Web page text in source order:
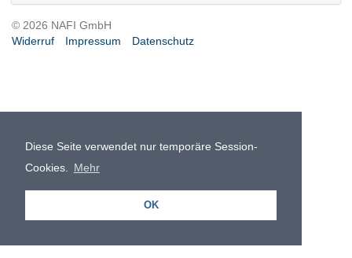
Diese Seite verwendet nur temporäre Session-
Cookies.
Mehr
OK
© 2026 NAFI GmbH
Widerruf
Impressum Datenschutz